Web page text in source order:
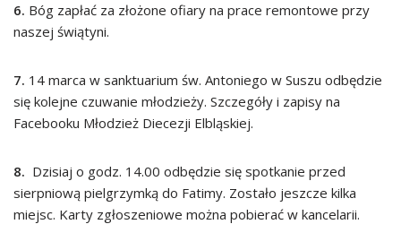
6. Bóg zapłać za złożone ofiary na prace remontowe przy
naszej świątyni.
7. 14 marca w sanktuarium św. Antoniego w Suszu odbędzie
się kolejne czuwanie młodzieży. Szczegóły i zapisy na
Facebooku Młodzież Diecezji Elbląskiej.
8. Dzisiaj o godz. 14.00 odbędzie się spotkanie przed
sierpniową pielgrzymką do Fatimy. Zostało jeszcze kilka
miejsc. Karty zgłoszeniowe można pobierać w kancelarii.